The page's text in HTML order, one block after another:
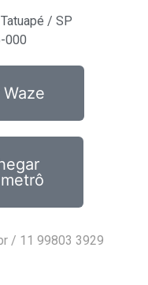
/ SP
000
/ 11 99803 3929